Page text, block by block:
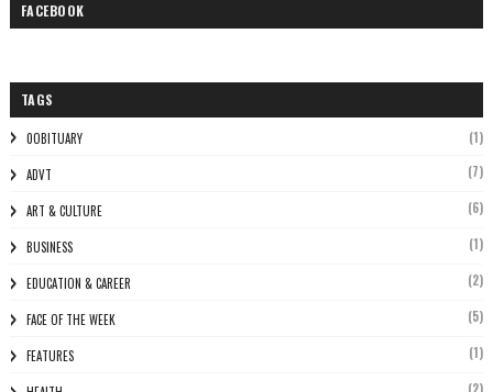
FACEBOOK
TAGS
0OBITUARY (1)
ADVT (7)
ART & CULTURE (6)
BUSINESS (1)
EDUCATION & CAREER (2)
FACE OF THE WEEK (5)
FEATURES (1)